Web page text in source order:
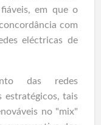
em que o
com
eléctricas de
das redes
estratégicos, tais
no "mix"